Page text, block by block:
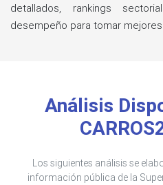
detallados, rankings
desempeño para tomar
Análisis
Los siguientes análisis se
información pública de la